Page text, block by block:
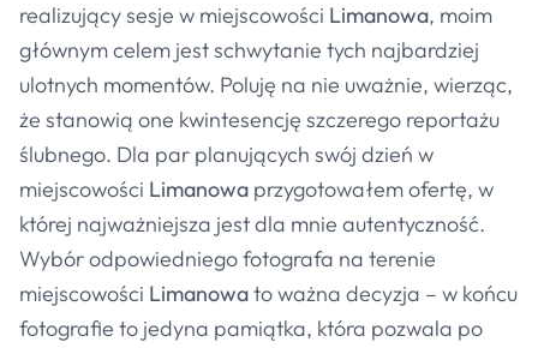
realizujący sesje w miejscowości Limanowa, moim
głównym celem jest schwytanie tych najbardziej
ulotnych momentów. Poluję na nie uważnie, wierząc,
że stanowią one kwintesencję szczerego reportażu
ślubnego. Dla par planujących swój dzień w
miejscowości Limanowa przygotowałem ofertę, w
której najważniejsza jest dla mnie autentyczność.
Wybór odpowiedniego fotografa na terenie
miejscowości Limanowato ważna decyzja – w końcu
fotografie to jedyna pamiątka, która pozwala po